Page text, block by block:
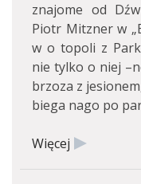
znajome od
Piotr Mitzner w
w o topoli z
nie tylko o niej
brzoza z
biega nago po
Więcej